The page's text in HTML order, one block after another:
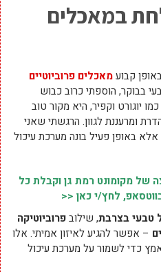
במאכלים
קבועמאכלים פרוביוטיים
בבוקר, הוספתי כרוב כבוש
יוגורט וקפיר, היא מקור טוב
ומרעננת לגוון. הרגשתי שאני
באופן פעיל בונה מערכת עיכול
של מקומונט רמת גן וקבלת כל
לחץ/י כאן <<
טבעי בצרבת, שילובפרוביוטיקה
– אפשר להגיע לאיזון אמיתי. אלו
כדי לשמור על מערכת עיכול